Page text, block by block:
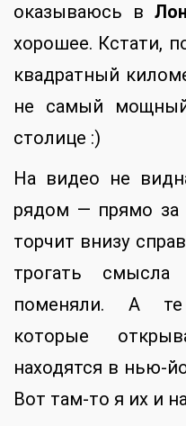
оказываюсь в
хорошее. Кстати,
квадратный
не самый
столице :)
На видео не
рядом — прямо за
торчит внизу
трогать
поменяли. А
которые
находятся в нью-
Вот там-то я их и